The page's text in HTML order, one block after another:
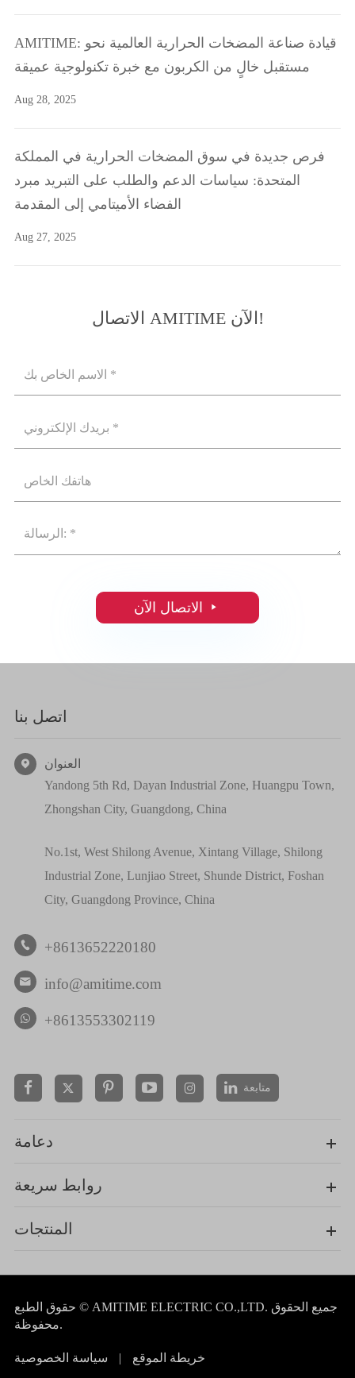
AMITIME: قيادة صناعة المضخات الحرارية العالمية نحو
مستقبل خالٍ من الكربون مع خبرة تكنولوجية عميقة
Aug 28, 2025
فرص جديدة في سوق المضخات الحرارية في المملكة
المتحدة: سياسات الدعم والطلب على التبريد مبرد
الفضاء الأميتامي إلى المقدمة
Aug 27, 2025
الاتصال AMITIME الآن!

اتصل بنا

العنوان
Yandong 5th Rd, Dayan Industrial Zone, Huangpu Town,
Zhongshan City, Guangdong, China
No.1st, West Shilong Avenue, Xintang Village, Shilong
Industrial Zone, Lunjiao Street, Shunde District, Foshan
City, Guangdong Province, China
 +8613652220180
 info@amitime.com
+8613553302119
  متابعة
دعامة
روابط سريعة
المنتجات
حقوق الطبع © AMITIME ELECTRIC CO.,LTD. جميع الحقوق
محفوظة.
خريطة الموقع | سياسة الخصوصية